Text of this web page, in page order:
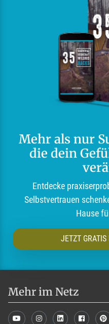
Mehr als nur
die dein
Entdecke
Selbstvertrauen
Hause
JETZT
Mehr im Netz